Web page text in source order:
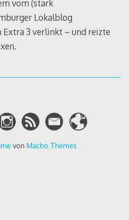
vom (stark
Lokalblog
3 verlinkt – und reizte
von Macho Themes